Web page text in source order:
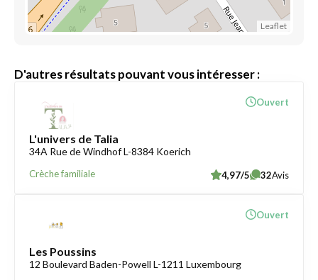
Leaflet
D'autres résultats pouvant vous intéresser :
L'univers de Talia
34A Rue de Windhof L-8384 Koerich
Crèche familiale
Ouvert
4,97/5 32Avis
Les Poussins
12 Boulevard Baden-Powell L-1211 Luxembourg
Ouvert